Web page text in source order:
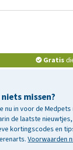
Gratis
missen?
nu in voor de
de laatste
kortingscodes en
Voorwaarden